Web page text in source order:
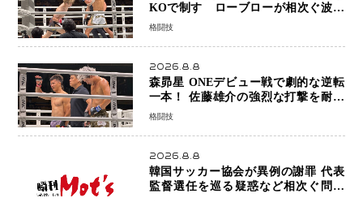
KOで制す ローブローが相次ぐ波乱
の展開…涙の勝利「生まれてくる娘の
格闘技
2026.8.8
森昴星 ONEデビュー戦で劇的な逆転
一本！ 佐藤雄介の強烈な打撃を耐え
抜き、リアネイキッドチョークで勝利
格闘技
2026.8.8
韓国サッカー協会が異例の謝罪 代表
監督選任を巡る疑惑など相次ぐ問題